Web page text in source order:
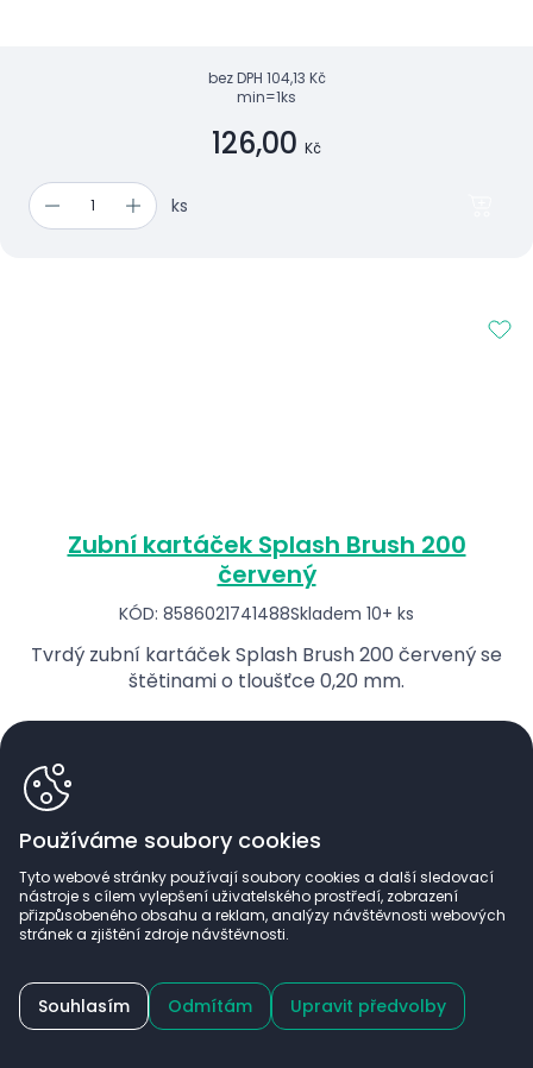
Používáme soubory cookies
Tyto webové stránky používají soubory cookies a další sledovací
nástroje s cílem vylepšení uživatelského prostředí, zobrazení
přizpůsobeného obsahu a reklam, analýzy návštěvnosti webových
stránek a zjištění zdroje návštěvnosti.
Souhlasím Odmítám Upravit předvolby
Lékařům a zdravotnickým zařízením nabízíme po
registraci zvýhodněné ceny a exkluzivní sortiment.
bez DPH 104,13 Kč
min=1ks
126,00 Kč
ks
Zubní kartáček Splash Brush 200
červený
KÓD: 8586021741488Skladem 10+ ks
Tvrdý zubní kartáček Splash Brush 200 červený se
štětinami o tloušťce 0,20 mm.
126,00Kč
ks